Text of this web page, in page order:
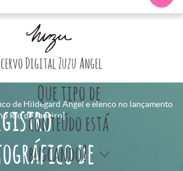
Digital Zuzu Angel
Que tipo de
conteúdo está
buscando?
de Hildegard Angel e elenco no lançamento
Rio de Janeiro]
de